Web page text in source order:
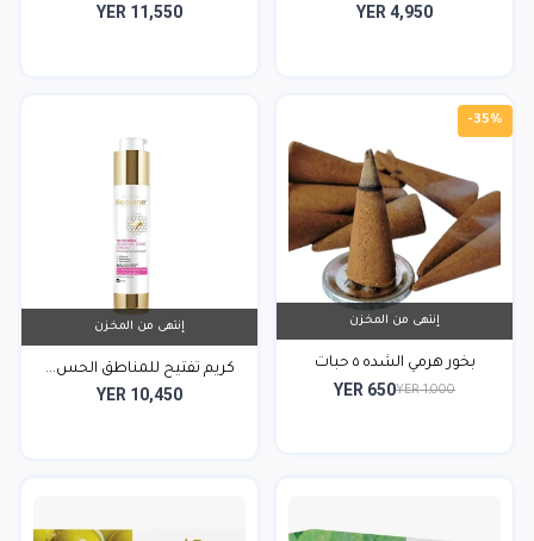
YER 4,950
YER 11,550
-35%
إنتهى من المخزن
بخور هرمي الشده ٥ حبات
YER 1,000
YER 650
إنتهى من المخزن
كريم تفتيح للمناطق الحس...
YER 10,450